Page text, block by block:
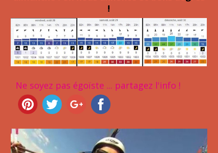
!
Ne soyez pas égoïste ... partagez l'info !